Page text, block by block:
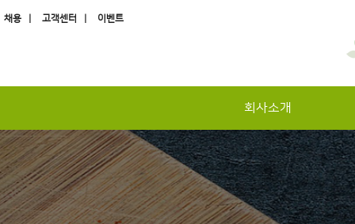
채용 | 고객센터 | 이벤트
회사소개
하위분류 하위분류 하위분류